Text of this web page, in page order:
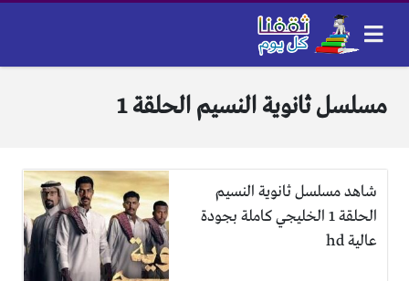
مسلسل ثانوية النسيم الحلقة 1
شاهد مسلسل ثانوية النسيم
الحلقة 1 الخليجي كاملة بجودة
عالية hd